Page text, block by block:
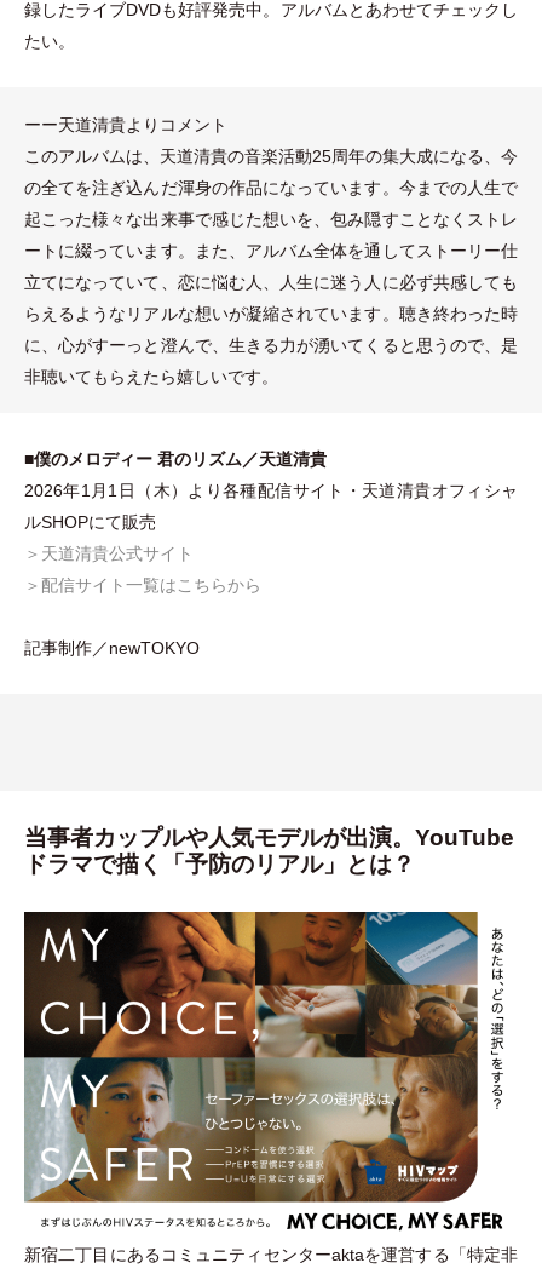
録したライブDVDも好評発売中。アルバムとあわせてチェックし
たい。
ーー天道清貴よりコメント
このアルバムは、天道清貴の音楽活動25周年の集大成になる、今
の全てを注ぎ込んだ渾身の作品になっています。今までの人生で
起こった様々な出来事で感じた想いを、包み隠すことなくストレ
ートに綴っています。また、アルバム全体を通してストーリー仕
立てになっていて、恋に悩む人、人生に迷う人に必ず共感しても
らえるようなリアルな想いが凝縮されています。聴き終わった時
に、心がすーっと澄んで、生きる力が湧いてくると思うので、是
非聴いてもらえたら嬉しいです。
■僕のメロディー 君のリズム／天道清貴
2026年1月1日
（木） より各種配信サイト ・ 天道清貴オフィシャ
ルSHOPにて販売
＞天道清貴公式サイト
＞配信サイト一覧はこちらから
記事制作／newTOKYO
当事者カップルや⼈気モデルが出演。YouTube
ドラマで描く「予防のリアル」とは？
新宿二丁目にあるコミュニティセンターaktaを運営する 「特定非